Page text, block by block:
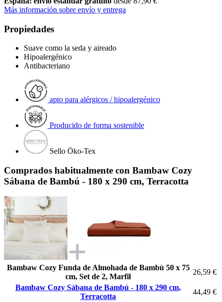
Más información sobre envío y entrega
Propiedades
Suave como la seda y aireado
Hipoalergénico
Antibacteriano
apto para alérgicos / hipoalergénico
Producido de forma sostenible
Sello Öko-Tex
Comprados habitualmente con Bambaw Cozy
Sábana de Bambú - 180 x 290 cm, Terracotta
Bambaw Cozy Funda de Almohada de Bambù 50 x 75
cm, Set de 2, Marfil
26,59 €
Bambaw Cozy Sábana de Bambú - 180 x 290 cm,
Terracotta
44,49 €